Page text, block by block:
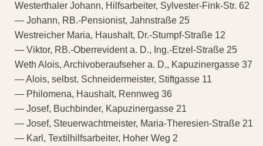
Westerthaler Johann, Hilfsarbeiter, Sylvester-Fink-Str. 62
— Johann, RB.-Pensionist, Jahnstraße 25
Westreicher Maria, Haushalt, Dr.-Stumpf-Straße 12
— Viktor, RB.-Oberrevident a. D., Ing.-Etzel-Straße 25
Weth Alois, Archivoberaufseher a. D., Kapuzinergasse 37
— Alois, selbst. Schneidermeister, Stiftgasse 11
— Philomena, Haushalt, Rennweg 36
— Josef, Buchbinder, Kapuzinergasse 21
— Josef, Steuerwachtmeister, Maria-Theresien-Straße 21
— Karl, Textilhilfsarbeiter, Hoher Weg 2